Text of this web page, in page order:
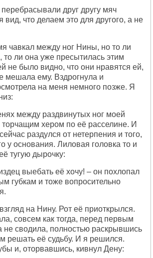
друг другу мяч
вид, что делаем это для другого, а не
чавкал между ног Нины, но то ли
то ли она уже пресытилась этим
не было видно, что они нравятся ей,
мешала ему. Вздрогнула и
на меня немного позже. Я
между раздвинутых ног моей
торчащим хером по её расселине. И
раздулся от нетерпения и того,
у основания. Лиловая головка то и
тугую дырочку:
выебать её хочу! – он похлопал
губкам и тоже вопросительно
на Нину. Рот её приоткрылся.
совсем как тогда, перед первым
не сводила, полностью раскрывшись
решать её судьбу. И я решился.
и, оторвавшись, кивнул Дену: